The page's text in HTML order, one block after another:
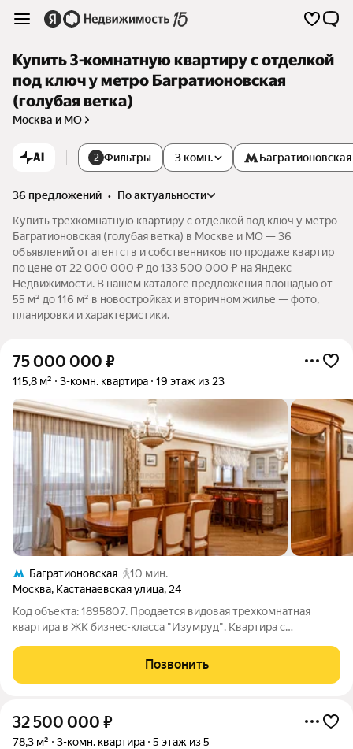
Купить 3-комнатную квартиру с отделкой
под ключ у метро Багратионовская
(голубая ветка)
Москва и МО
AI 2 Фильтры 3 комн. Багратионовская
36 предложений •
по актуальности
Купить трехкомнатную квартиру с отделкой под ключ у метро
Багратионовская (голубая ветка) в Москве и МО — 36
объявлений от агентств и собственников по продаже квартир
по цене от 22 000 000 ₽ до 133 500 000 ₽ на Яндекс
Недвижимости. В нашем каталоге предложения площадью от
55 м² до 116 м² в новостройках и вторичном жилье — фото,
планировки и характеристики.
75 000 000 ₽
115,8 м² 3-комн. квартира 19 этаж из 23
Багратионовская
10 мин.
Москва, Кастанаевская улица, 24
Код объекта: 1895807. Продается видовая трехкомнатная
квартира в ЖК бизнес-класса "Изумруд". Квартира с
(одна с гардеробной комнатой), просторная гостиная, два
санузла(один с душевой кабиной,
Позвонить
32 500 000 ₽
78,3 м² 3-комн. квартира 5 этаж из 5